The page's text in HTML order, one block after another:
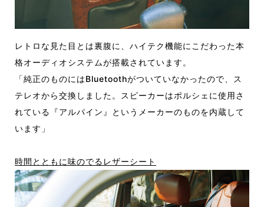
レトロな見た目とは裏腹に、ハイテク機能にこだわった本
格オーディオシステムが搭載されています。
「純正のものにはBluetoothがついていなかったので、ス
テレオから交換しました。スピーカーはポルシェに使用さ
れている『アルパイン』というメーカーのものを内蔵して
います」
時間とともに味のでるレザーシート